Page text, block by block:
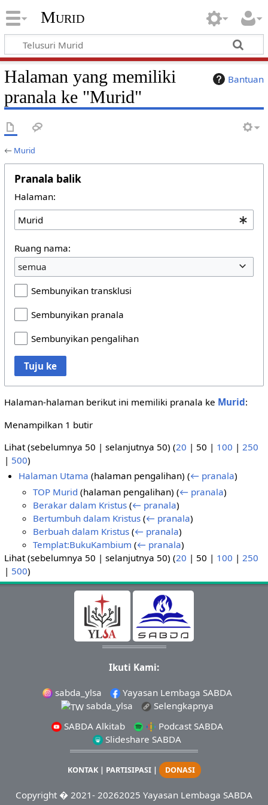
Murid
Bantuan
Halaman yang memiliki
pranala ke "Murid"
← Murid
Pranala balik
Halaman:
Ruang nama:
semua
Sembunyikan transklusi
Sembunyikan pranala
Sembunyikan pengalihan
Tuju ke
Halaman-halaman berikut ini memiliki pranala ke Murid:
Menampilkan 1 butir
Lihat (sebelumnya 50 | selanjutnya 50) (20 | 50 | 100 | 250
| 500)
Halaman Utama (halaman pengalihan)(← pranala)
TOP Murid (halaman pengalihan)(← pranala)
Berakar dalam Kristus (← pranala)
Bertumbuh dalam Kristus (← pranala)
Berbuah dalam Kristus (← pranala)
Templat:BukuKambium (← pranala)
Lihat (sebelumnya 50 | selanjutnya 50) (20 | 50 | 100 | 250
| 500)
Ikuti Kami:
sabda_ylsa
Yayasan Lembaga SABDA
sabda_ylsa
Selengkapnya
SABDA Alkitab
Podcast SABDA
Slideshare SABDA
KONTAK| PARTISIPASI| DONASI
Copyright � 2021- 20262025 Yayasan Lembaga SABDA